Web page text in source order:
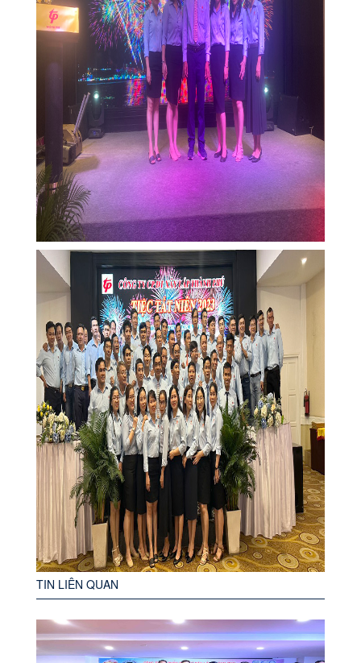
TIN LIÊN QUAN